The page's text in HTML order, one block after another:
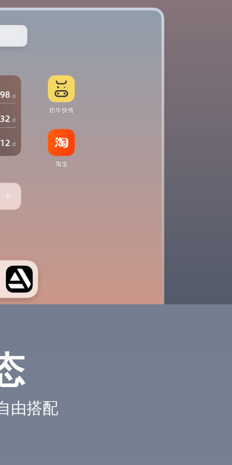
由搭配